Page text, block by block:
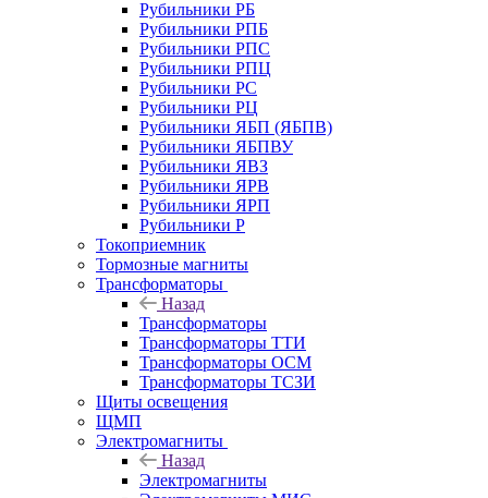
Рубильники РБ
Рубильники РПБ
Рубильники РПС
Рубильники РПЦ
Рубильники РС
Рубильники РЦ
Рубильники ЯБП (ЯБПВ)
Рубильники ЯБПВУ
Рубильники ЯВЗ
Рубильники ЯРВ
Рубильники ЯРП
Рубильники Р
Токоприемник
Тормозные магниты
Трансформаторы
Назад
Трансформаторы
Трансформаторы ТТИ
Трансформаторы ОСМ
Трансформаторы ТСЗИ
Щиты освещения
ЩМП
Электромагниты
Назад
Электромагниты